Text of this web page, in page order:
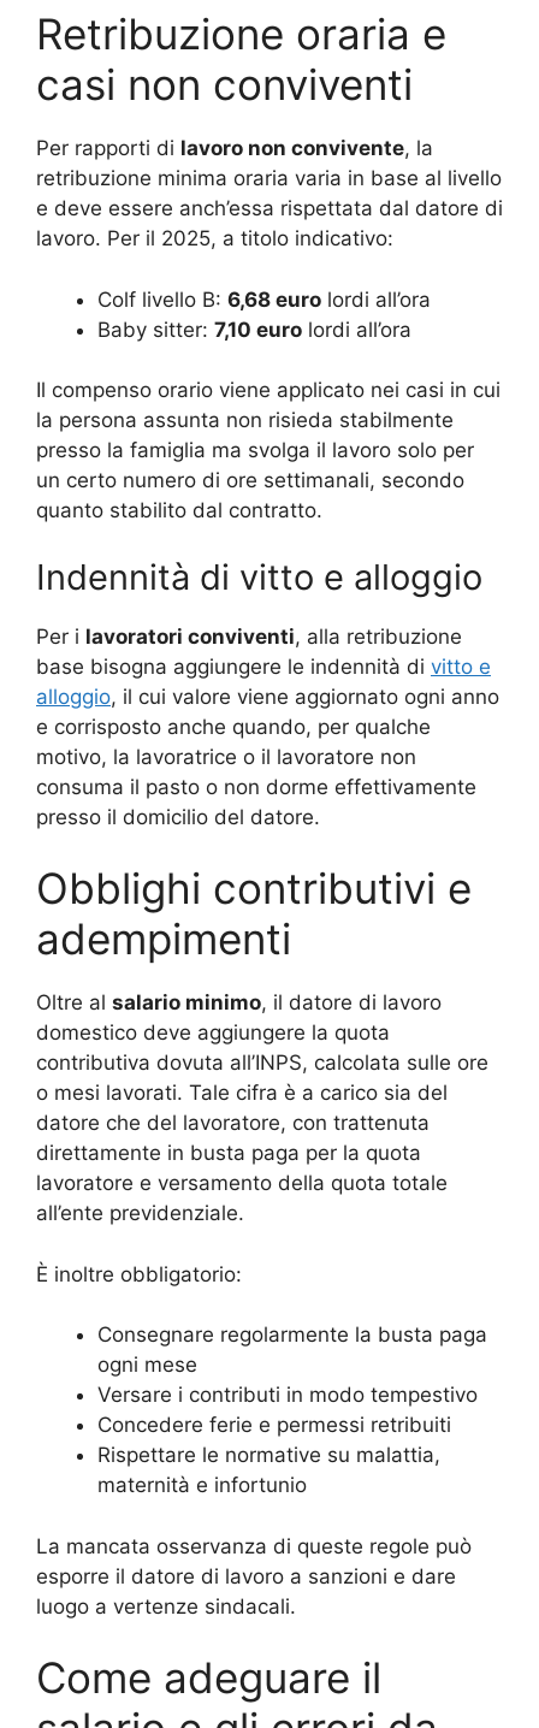
Retribuzione oraria e
casi non conviventi
Per rapporti di lavoro non convivente, la
retribuzione minima oraria varia in base al livello
e deve essere anch’essa rispettata dal datore di
lavoro. Per il 2025, a titolo indicativo:
Colf livello B: 6,68 euro lordi all’ora
Baby sitter: 7,10 euro lordi all’ora
Il compenso orario viene applicato nei casi in cui
la persona assunta non risieda stabilmente
presso la famiglia ma svolga il lavoro solo per
un certo numero di ore settimanali, secondo
quanto stabilito dal contratto.
Indennità di vitto e alloggio
Per i lavoratori conviventi, alla retribuzione
base bisogna aggiungere le indennità di vitto e
alloggio, il cui valore viene aggiornato ogni anno
e corrisposto anche quando, per qualche
motivo, la lavoratrice o il lavoratore non
consuma il pasto o non dorme effettivamente
presso il domicilio del datore.
Obblighi contributivi e
adempimenti
Oltre al salario minimo, il datore di lavoro
domestico deve aggiungere la quota
contributiva dovuta all’INPS, calcolata sulle ore
o mesi lavorati. Tale cifra è a carico sia del
datore che del lavoratore, con trattenuta
direttamente in busta paga per la quota
lavoratore e versamento della quota totale
all’ente previdenziale.
È inoltre obbligatorio:
Consegnare regolarmente la busta paga
ogni mese
Versare i contributi in modo tempestivo
Concedere ferie e permessi retribuiti
Rispettare le normative su malattia,
maternità e infortunio
La mancata osservanza di queste regole può
esporre il datore di lavoro a sanzioni e dare
luogo a vertenze sindacali.
Come adeguare il